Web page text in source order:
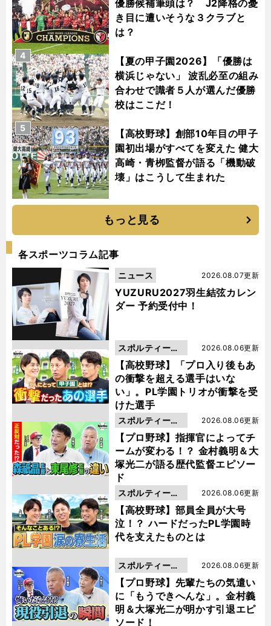
優勝候補筆頭は？ J2降格の憂
き目に遭いそうな３クラブと
は？
【夏の甲子園2026】「優勝は
横浜じゃない」 波乱必至の組み
合わせで識者５人が選んだ優勝
校はここだ！
4
【高校野球】創部10年目の甲子
園初出場がすべてを変えた 健大
高崎・青栁監督が語る「機動破
壊」はこうして生まれた
5
もっと見る
各スポーツコラム記事
YUZURU2027羽生結弦カレン
ダー 予約受付中！
2026.08.07更新
ニュース
【高校野球】「プロ入り後もあ
の衝撃を超える選手はいな
い」。PL学園トリオが衝撃を受
けた選手
2026.08.06更新
スポルティーバ
動画
【プロ野球】指揮官によってチ
ームが変わる！？ 金村義明＆大
塚光二が語る歴代監督エピソー
ド
2026.08.06更新
スポルティーバ
動画
【高校野球】部員全員が大号
泣！？ ハードだったPL学園時
代を支えたものとは
2026.08.06更新
スポルティーバ
動画
【プロ野球】先輩たちの気遣い
に「もうできへんな」。金村義
明＆大塚光二が明かす引退エピ
ソード！
2026.08.06更新
スポルティーバ
動画